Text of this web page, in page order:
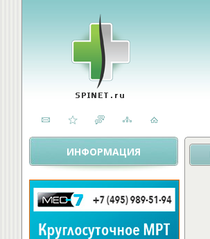
ИНФОРМАЦИЯ